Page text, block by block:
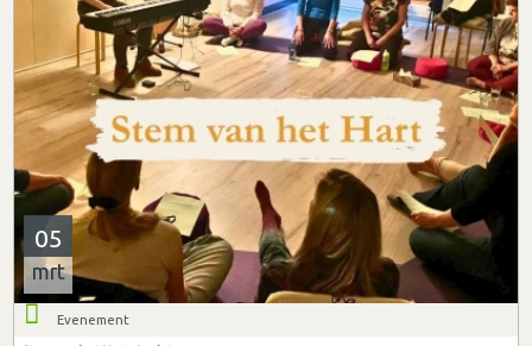
05
mrt
Evenement